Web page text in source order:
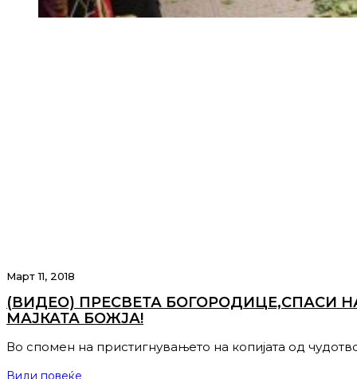
Март 11, 2018
(ВИДЕО) ПРЕСВЕТА БОГОРОДИЦЕ,СПАСИ
МАЈКАТА БОЖЈА!
Во спомен на пристигнувањето на копијата од
Види повеќе